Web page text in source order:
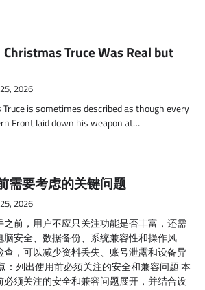
Truce Was Real but
2026
is sometimes described as though every
Front laid down his weapon at…
需要考虑的关键问题
2026
前，用户不应只关注功能是否丰富，还需
安全、数据备份、系统兼容性和操作风
，可以减少资料丢失、账号泄露和设备异
：列出使用前必须关注的安全和兼容问题 本
须关注的安全和兼容问题展开，并结合设